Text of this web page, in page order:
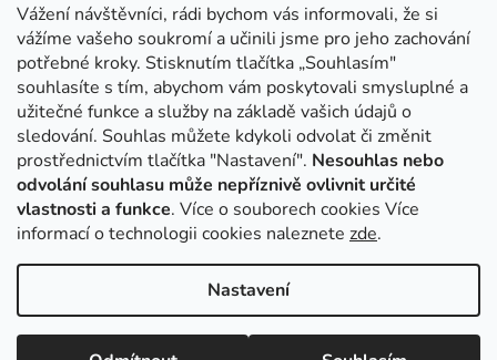
Vážení návštěvníci, rádi bychom vás informovali, že si
vážíme vašeho soukromí a učinili jsme pro jeho zachování
potřebné kroky. Stisknutím tlačítka „Souhlasím"
souhlasíte s tím, abychom vám poskytovali smysluplné a
užitečné funkce a služby na základě vašich údajů o
sledování. Souhlas můžete kdykoli odvolat či změnit
prostřednictvím tlačítka "Nastavení". Nesouhlas nebo
odvolání souhlasu může nepříznivě ovlivnit určité
vlastnosti a funkce. Více o souborech cookies Více
informací o technologii cookies naleznete zde.
Nastavení
Změny legislativy pro provoz dronů - od
1.9.2025
20.8.2025
Antigravity A1 - revoluční minidron s 360°
kamerou
20.8.2025
DJI Mini 5 Pro - co víme o novém modelu?
Vytvořil Shoptet